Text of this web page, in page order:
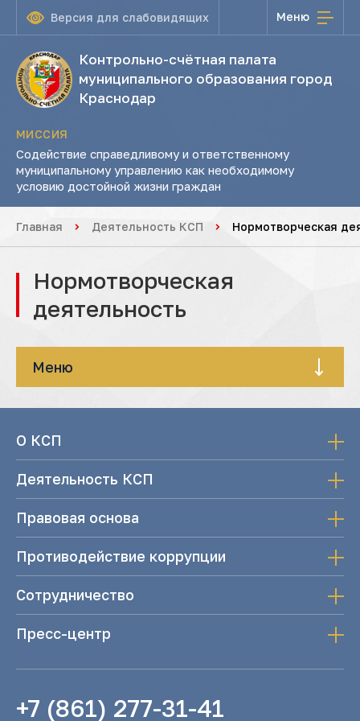
Версия для слабовидящих Меню
Контрольно-счётная палата
муниципального образования город
Краснодар
МИССИЯ
Содействие справедливому и ответственному
муниципальному управлению как необходимому
условию достойной жизни граждан
Главная Деятельность КСП Нормотворческая
Нормотворческая
деятельность
Меню
О КСП
Деятельность КСП
Правовая основа
Противодействие коррупции
Сотрудничество
Пресс-центр
+7 (861) 277-31-41